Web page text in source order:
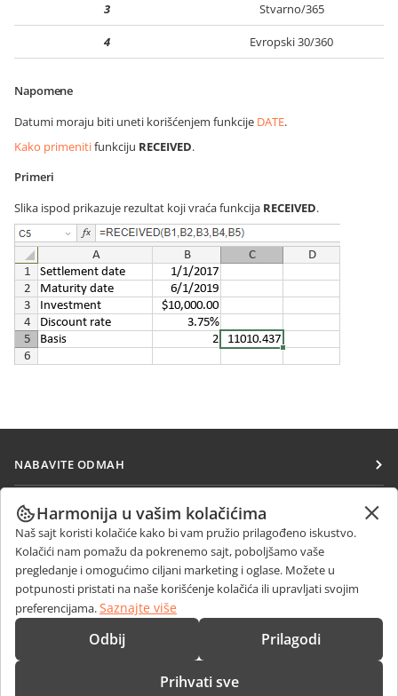
3 Stvarno/365
4 Evropski 30/360
Napomene
Datumi moraju biti uneti korišćenjem funkcije DATE.
Kako primenitifunkciju RECEIVED.
Primeri
Slika ispod prikazuje rezultat koji vraća funkcija RECEIVED.
NABAVITE ODMAH
Docs
DocSpace
Workspace
Konektori
Desktop aplikacije
Mobilne aplikacije
SARAĐUJTE
Za doprinosioce
Za prevodioce
Za influensere
Slobodna radna mesta
PRIMAJTE VESTI
Blog
DOBIJTE POMOĆ
Forum
KONTAKTIRAJTE NAS
Pitanja o prodaji
sales@onlyoffice.com
Harmonija u vašim kolačićima
Naš sajt koristi kolačiće kako bi vam pružio prilagođeno iskustvo.
Kolačići nam pomažu da pokrenemo sajt, poboljšamo vaše
pregledanje i omogućimo ciljani marketing i oglase. Možete u
potpunosti pristati na naše korišćenje kolačića ili upravljati svojim
preferencijama.Saznajte više
Odbij Prilagodi
Prihvati sve